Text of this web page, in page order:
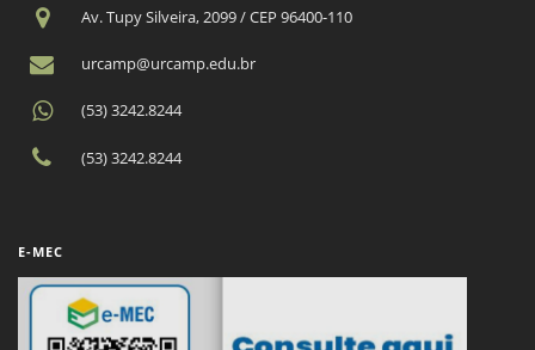
Av. Tupy Silveira, 2099 / CEP 96400-110
urcamp@urcamp.edu.br
(53) 3242.8244
(53) 3242.8244
E-MEC